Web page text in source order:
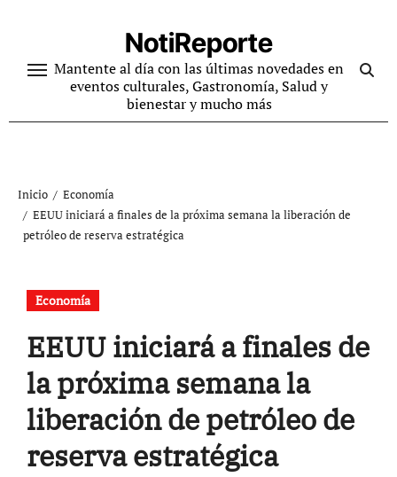
contenido
NotiReporte
Mantente al día con las últimas novedades en
eventos culturales, Gastronomía, Salud y
bienestar y mucho más
Inicio
Economía
EEUU iniciará a finales de la próxima semana la liberación de
petróleo de reserva estratégica
Economía
EEUU iniciará a finales de
la próxima semana la
liberación de petróleo de
reserva estratégica